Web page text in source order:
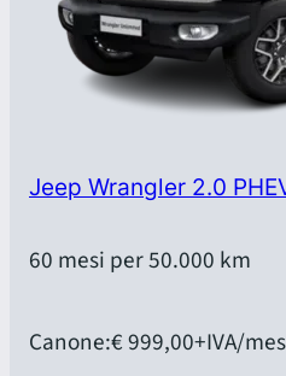
Jeep Wrangler 2.0
60 mesi per 50.000 km
Canone:€ 999,00+IVA/